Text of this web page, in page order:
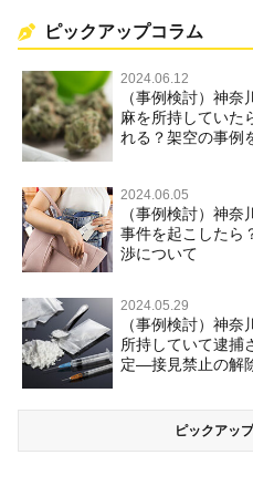
ピックアップコラム
2024.06.12
（事例検討）神
麻を所持していた
れる？架空の事例
2024.06.05
（事例検討）神奈
事件を起こしたら
渉について
2024.05.29
（事例検討）神
所持していて逮捕
定―接見禁止の解
ピックアッ